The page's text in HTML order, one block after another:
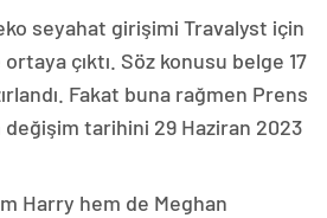
seyahat girişimi Travalyst için
çıktı. Söz konusu belge 17
Fakat buna rağmen Prens
değişim tarihini 29 Haziran 2023
Harry hem de Meghan